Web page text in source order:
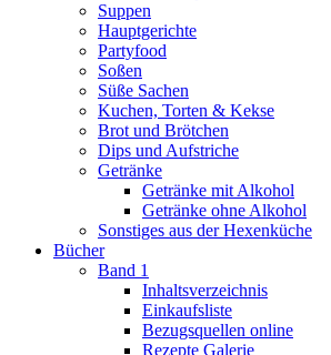
Suppen
Hauptgerichte
Partyfood
Soßen
Süße Sachen
Kuchen, Torten & Kekse
Brot und Brötchen
Dips und Aufstriche
Getränke
Getränke mit Alkohol
Getränke ohne Alkohol
Sonstiges aus der Hexenküche
Bücher
Band 1
Inhaltsverzeichnis
Einkaufsliste
Bezugsquellen online
Rezepte Galerie